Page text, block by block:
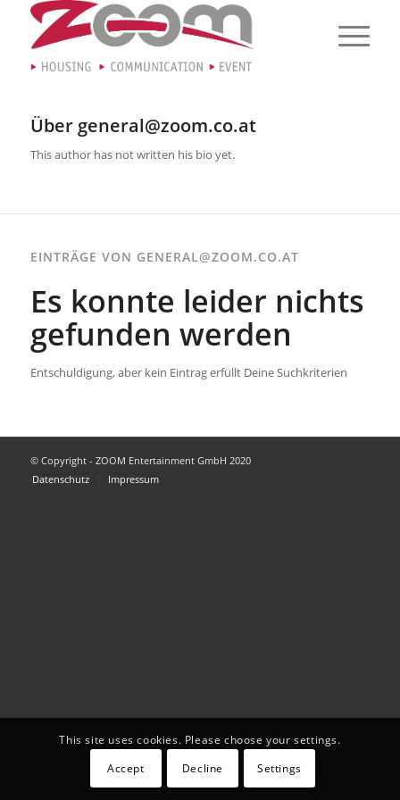
Über general@zoom.co.at
This author has not written his bio yet.
EINTRÄGE VON GENERAL@ZOOM.CO.AT
Es konnte leider nichts
gefunden werden
Entschuldigung, aber kein Eintrag erfüllt Deine Suchkriterien
© Copyright - ZOOM Entertainment GmbH 2020
Datenschutz
Impressum
This site uses cookies. Please choose your settings.
Accept
Decline Settings